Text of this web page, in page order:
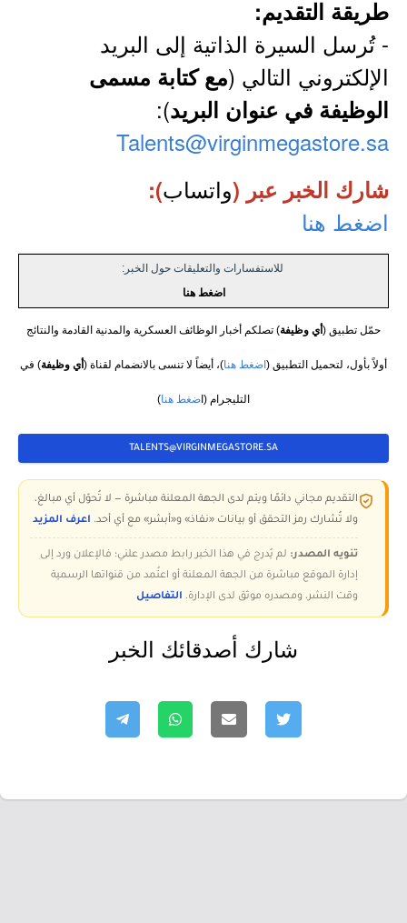
طريقة التقديم:
- تُرسل السيرة الذاتية إلى البريد
الإلكتروني التالي (مع كتابة مسمى
الوظيفة في عنوان البريد):
Talents@virginmegastore.sa
شارك الخبر عبر (واتساب):
اضغط هنا
للاستفسارات والتعليقات حول الخبر:
اضغط هنا
حمّل تطبيق ( أي وظيفة) تصلكم أخبار الوظائف العسكرية والمدنية القادمة والنتائج
أولاً بأول، لتحميل التطبيق ( اضغط هنا)، أيضاً لا تنسى بالانضمام لقناة ( أي وظيفة) في
التليجرام (ا ضغط هنا)
TALENTS@VIRGINMEGASTORE.SA
التقديم مجاني دائمًا ويتم لدى الجهة المعلنة مباشرة — لا تُحوّل أي مبالغ،
ولا تُشارك رمز التحقق أو بيانات «نفاذ» و«أبشر» مع أي أحد. اعرف المزيد
تنويه المصدر: لم يُدرج في هذا الخبر رابط مصدر علني؛ فالإعلان ورد إلى
إدارة الموقع مباشرة من الجهة المعلنة أو اعتُمد من قنواتها الرسمية
وقت النشر، ومصدره موثق لدى الإدارة. التفاصيل
شارك أصدقائك الخبر